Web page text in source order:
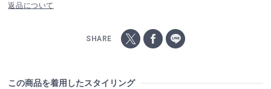
返品について
SHARE
この商品を着用したスタイリング